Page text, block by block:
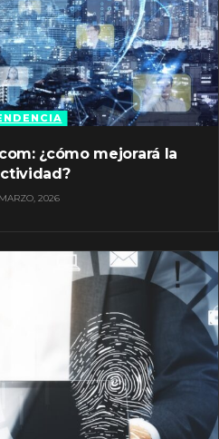
¿cómo mejorará la
2026